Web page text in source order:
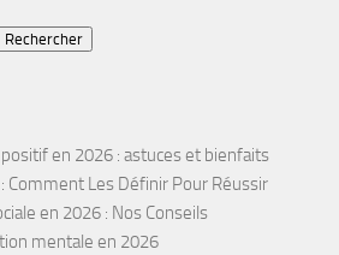
Rechercher
en 2026 : astuces et bienfaits
Comment Les Définir Pour Réussir
en 2026 : Nos Conseils
mentale en 2026